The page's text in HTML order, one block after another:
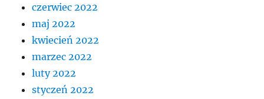
czerwiec 2022
maj 2022
kwiecień 2022
marzec 2022
luty 2022
styczeń 2022